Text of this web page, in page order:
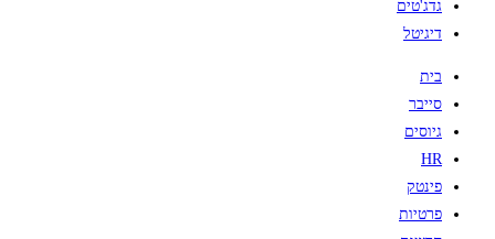
גדג'טים
דיגיטל
בית
סייבר
גיוסים
HR
פינטק
פרטיות